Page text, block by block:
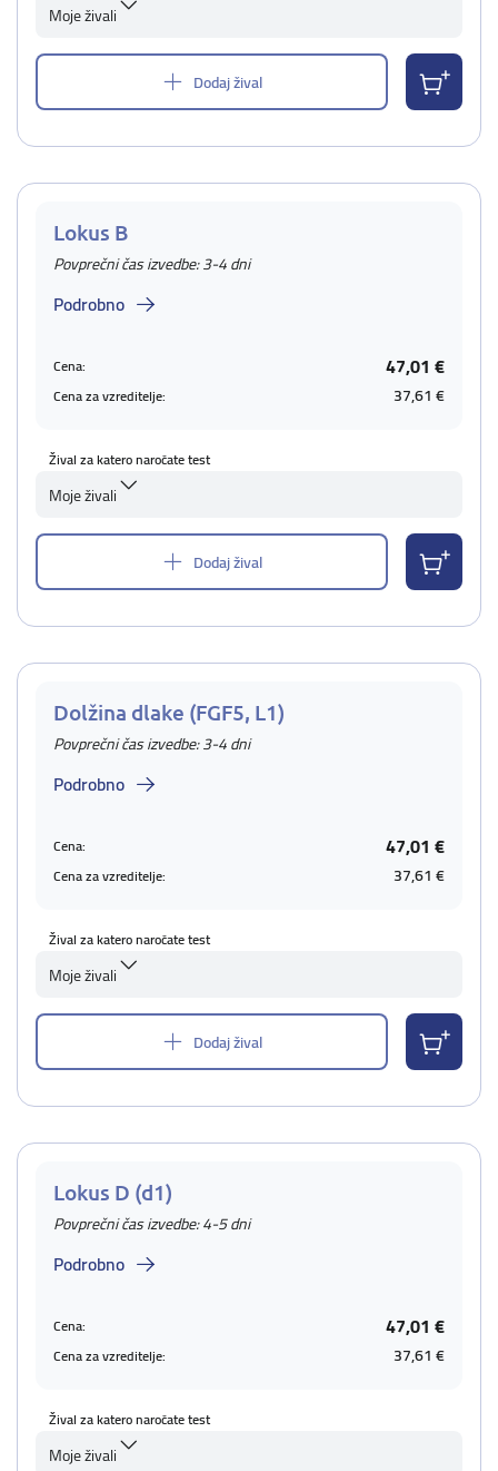
Moje živali
Dodaj žival
Lokus B
Povprečni čas izvedbe: 3-4 dni
Podrobno
Cena: 47,01 €
Cena za vzreditelje: 37,61 €
Žival za katero naročate test
Moje živali
Dodaj žival
Dolžina dlake (FGF5, L1)
Povprečni čas izvedbe: 3-4 dni
Podrobno
Cena: 47,01 €
Cena za vzreditelje: 37,61 €
Žival za katero naročate test
Moje živali
Dodaj žival
Lokus D (d1)
Povprečni čas izvedbe: 4-5 dni
Podrobno
Cena: 47,01 €
Cena za vzreditelje: 37,61 €
Žival za katero naročate test
Moje živali